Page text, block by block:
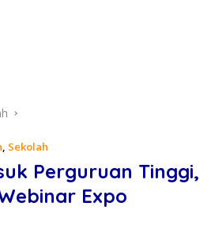
, Sekolah
Perguruan Tinggi,
Expo